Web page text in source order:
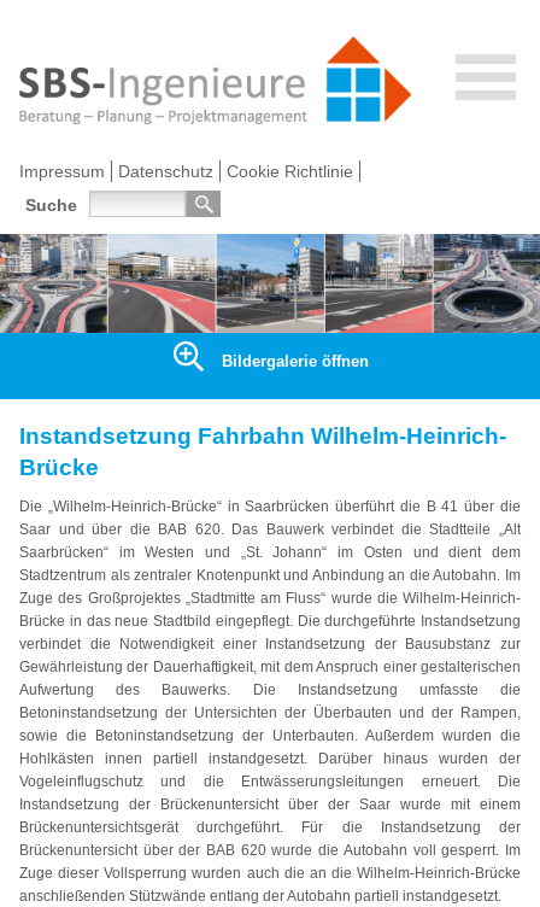
Impressum Datenschutz
Cookie Richtlinie
Suche
Bildergalerie öffnen
Instandsetzung Fahrbahn Wilhelm-Heinrich-
Brücke
Die „Wilhelm-Heinrich-Brücke“ in Saarbrücken überführt die B 41 über die
Saar und über die BAB 620. Das Bauwerk verbindet die Stadtteile „Alt
Saarbrücken“ im Westen und „St. Johann“ im Osten und dient dem
Stadtzentrum als zentraler Knotenpunkt und Anbindung an die Autobahn. Im
Zuge des Großprojektes „Stadtmitte am Fluss“ wurde die Wilhelm-Heinrich-
Brücke in das neue Stadtbild eingepflegt. Die durchgeführte Instandsetzung
verbindet die Notwendigkeit einer Instandsetzung der Bausubstanz zur
Gewährleistung der Dauerhaftigkeit, mit dem Anspruch einer gestalterischen
Aufwertung des Bauwerks. Die Instandsetzung umfasste die
Betoninstandsetzung der Untersichten der Überbauten und der Rampen,
sowie die Betoninstandsetzung der Unterbauten. Außerdem wurden die
Hohlkästen innen partiell instandgesetzt. Darüber hinaus wurden der
Vogeleinflugschutz und die Entwässerungsleitungen erneuert. Die
Instandsetzung der Brückenuntersicht über der Saar wurde mit einem
Brückenuntersichtsgerät durchgeführt. Für die Instandsetzung der
Brückenuntersicht über der BAB 620 wurde die Autobahn voll gesperrt. Im
Zuge dieser Vollsperrung wurden auch die an die Wilhelm-Heinrich-Brücke
anschließenden Stützwände entlang der Autobahn partiell instandgesetzt.